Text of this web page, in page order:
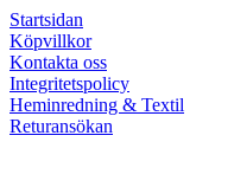
Startsidan
Köpvillkor
Kontakta oss
Integritetspolicy
Heminredning & Textil
Returansökan